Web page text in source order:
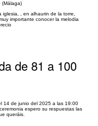
(Málaga)
, en alhaurin de la torre,
importante conocer la melodia
de 81 a 100
14 de junio del 2025 a las 19:00
espero su respuestas las
queráis.